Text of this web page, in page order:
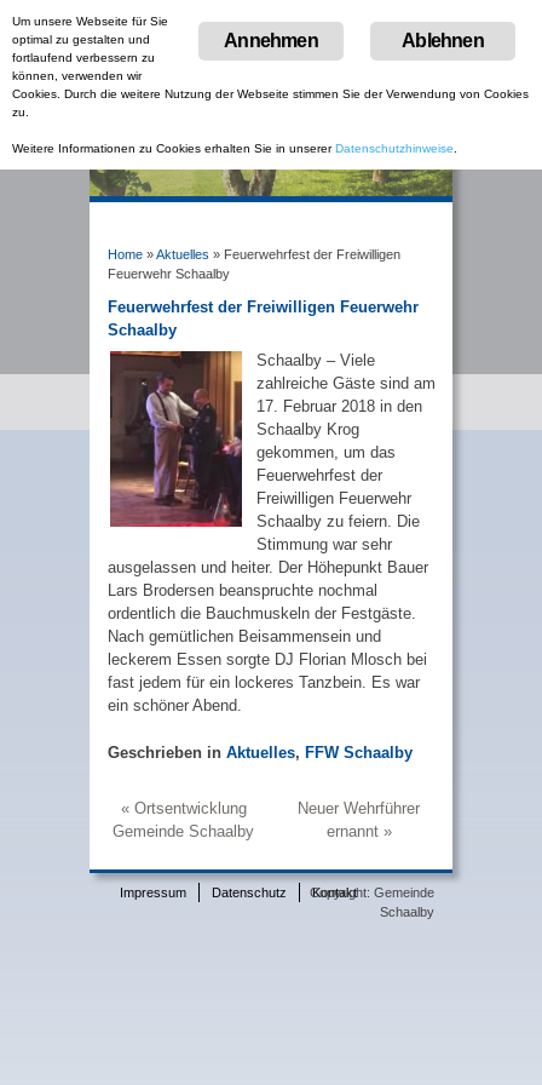
Skip
to
content
Home »Aktuelles » Feuerwehrfest der Freiwilligen
Feuerwehr Schaalby
Feuerwehrfest der Freiwilligen Feuerwehr
Schaalby
Schaalby – Viele
zahlreiche Gäste sind am
17. Februar 2018 in den
Schaalby Krog
gekommen, um das
Feuerwehrfest der
Freiwilligen Feuerwehr
Schaalby zu feiern. Die
Stimmung war sehr
ausgelassen und heiter. Der Höhepunkt Bauer
Lars Brodersen beanspruchte nochmal
ordentlich die Bauchmuskeln der Festgäste.
Nach gemütlichen Beisammensein und
leckerem Essen sorgte DJ Florian Mlosch bei
fast jedem für ein lockeres Tanzbein. Es war
ein schöner Abend.
Geschrieben in Aktuelles, FFW Schaalby
Beitrags-
Ortsentwicklung
Gemeinde Schaalby
Neuer Wehrführer
ernannt
Impressum Datenschutz Kontakt
Copyright: Gemeinde
Schaalby
Ablehnen
Annehmen
Um unsere Webseite für Sie
optimal zu gestalten und
fortlaufend verbessern zu
können, verwenden wir
Cookies. Durch die weitere Nutzung der Webseite stimmen Sie der Verwendung von Cookies
zu.
Weitere Informationen zu Cookies erhalten Sie in unsererDatenschutzhinweise